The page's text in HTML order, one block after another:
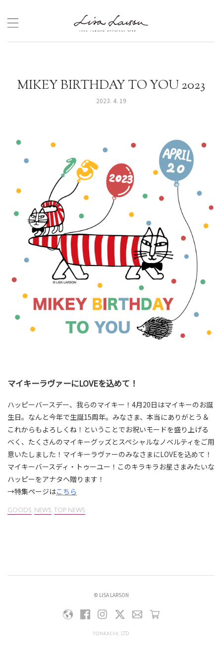
content
MIKEY BIRTHDAY TO YOU 2023
2023. 4. 19
マイキーラヴァーにLOVEを込めて！
ハッピーバースデー、我らのマイキー！4月20日はマイキーのお誕
生日。なんと今年で生誕15周年。みなさま、本当にありがとう＆
これからもよろしくね！ということでお祝いモードを盛り上げる
べく、たくさんのマイキーグッズとスペシャルなノベルティをご用
意いたしました！マイキーラヴァーのみなさまにLOVEを込めて！
マイキーバースディ・トゥーユー！このキラキラお星さまみたいな
ハッピーをアナタヘ贈ります！
→特集ページはこちら
GOODS, NEWS, TOP NEWS
© LISA LARSON
tonkachi, LTD